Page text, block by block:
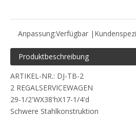
Anpassung:Verfügbar
Produktbeschreibung
ARTIKEL-NR.: DJ-TB-2
2 REGALSERVICEWAGEN
29-1/2'WX38'hX17-1/4'd
Schwere Stahlkonstruktion